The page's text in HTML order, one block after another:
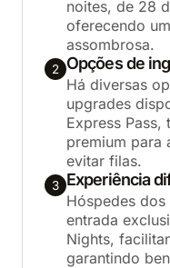
noites, de 28
oferecendo
assombrosa.
2 Opções de
Há diversas
upgrades
Express Pass,
premium para
evitar filas.
3 Experiência
Hóspedes
entrada
Nights,
garantindo